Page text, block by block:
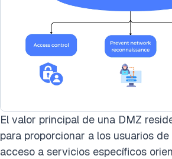
El valor principal de una DMZ
para proporcionar a los usuarios
acceso a servicios específicos